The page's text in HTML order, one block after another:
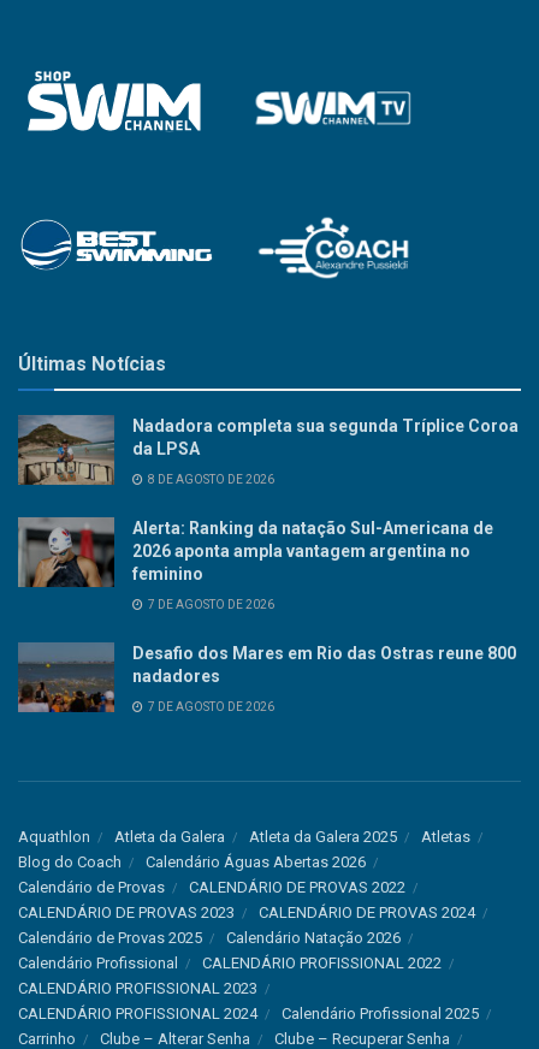
Últimas Notícias
Nadadora completa sua segunda Tríplice Coroa
da LPSA
8 DE AGOSTO DE 2026
Alerta: Ranking da natação Sul-Americana de
2026 aponta ampla vantagem argentina no
feminino
7 DE AGOSTO DE 2026
Desafio dos Mares em Rio das Ostras reune 800
nadadores
7 DE AGOSTO DE 2026
Aquathlon Atleta da Galera Atleta da Galera 2025
Atletas
Blog do Coach
Calendário Águas Abertas 2026
Calendário de Provas
CALENDÁRIO DE PROVAS 2022
CALENDÁRIO DE PROVAS 2023
CALENDÁRIO DE PROVAS 2024
Calendário de Provas 2025
Calendário Natação 2026
Calendário Profissional
CALENDÁRIO PROFISSIONAL 2022
CALENDÁRIO PROFISSIONAL 2023
CALENDÁRIO PROFISSIONAL 2024
Calendário Profissional 2025
Carrinho
Clube – Alterar Senha Clube – Recuperar Senha